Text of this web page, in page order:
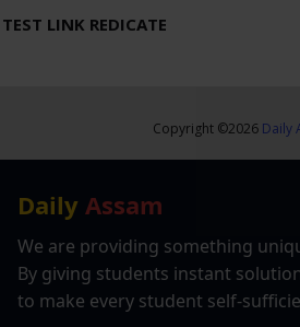
TEST LINK REDICATE
Copyright ©2026 Daily
Daily Assam
We are providing something
By giving students instant
to make every student self-